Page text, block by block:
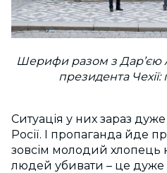
Шерифи разом з Дар’єю
президента Чехії:
Ситуація у них зараз
Росії. І пропаганда йде
зовсім молодий хлопець
людей убивати – це дуже